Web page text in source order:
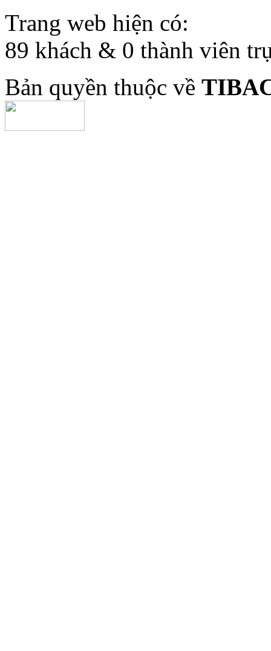
Trang web hiện có:
89 khách & 0 thành viên
Bản quyền thuộc về